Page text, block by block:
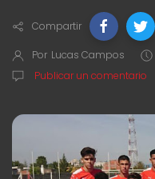
Compartir
Por Lucas Campos
Publicar un comentario